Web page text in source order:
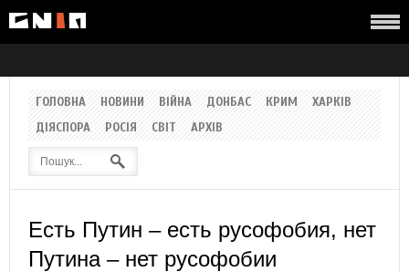
ГОЛОВНА НОВИНИ ВІЙНА ДОНБАС КРИМ
ХАРКІВ
ДІЯСПОРА
РОСІЯ СВІТ АРХІВ
Есть Путин – есть русофобия, нет
Путина – нет русофобии